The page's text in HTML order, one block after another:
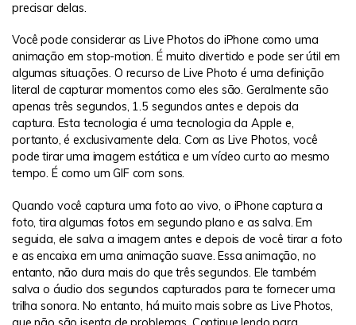
precisar delas.
Você pode considerar as Live Photos do iPhone como uma
animação em stop-motion. É muito divertido e pode ser útil em
algumas situações. O recurso de Live Photo é uma definição
literal de capturar momentos como eles são. Geralmente são
apenas três segundos, 1.5 segundos antes e depois da
captura. Esta tecnologia é uma tecnologia da Apple e,
portanto, é exclusivamente dela. Com as Live Photos, você
pode tirar uma imagem estática e um vídeo curto ao mesmo
tempo. É como um GIF com sons.
Quando você captura uma foto ao vivo, o iPhone captura a
foto, tira algumas fotos em segundo plano e as salva. Em
seguida, ele salva a imagem antes e depois de você tirar a foto
e as encaixa em uma animação suave. Essa animação, no
entanto, não dura mais do que três segundos. Ele também
salva o áudio dos segundos capturados para te fornecer uma
trilha sonora. No entanto, há muito mais sobre as Live Photos,